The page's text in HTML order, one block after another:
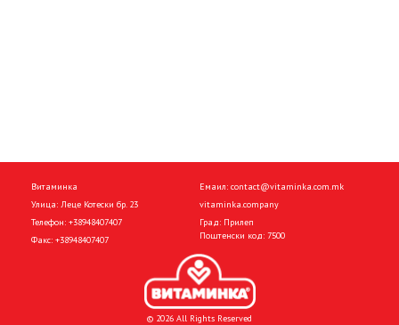
Витаминка
Улица: Леце Котески бр. 23
Телефон: +38948407407
Факс: +38948407407
Емаил: contact@vitaminka.com.mk
vitaminka.company
Град: Прилеп
Поштенски код: 7500
© 2026 All Rights Reserved